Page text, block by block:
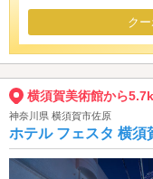
ク
横須賀美術館から
神奈川県 横須賀市佐原
ホテル フェスタ 横須